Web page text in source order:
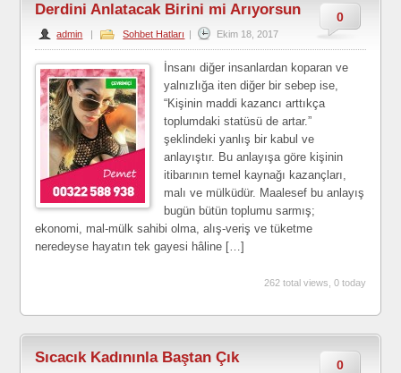
0
Derdini Anlatacak Birini mi Arıyorsun
admin | Sohbet Hatları | Ekim 18, 2017
İnsanı diğer insanlardan koparan ve
yalnızlığa iten diğer bir sebep ise,
“Kişinin maddi kazancı arttıkça
toplumdaki statüsü de artar.”
şeklindeki yanlış bir kabul ve
anlayıştır. Bu anlayışa göre kişinin
itibarının temel kaynağı kazançları,
malı ve mülküdür. Maalesef bu anlayış
bugün bütün toplumu sarmış;
ekonomi, mal-mülk sahibi olma, alış-veriş ve tüketme
neredeyse hayatın tek gayesi hâline […]
262 total views, 0 today
0
Sıcacık Kadınınla Baştan Çık